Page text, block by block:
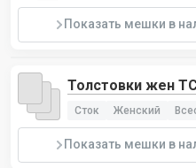
Показать мешки в
Толстовки жен
Сток Женский
Показать мешки в